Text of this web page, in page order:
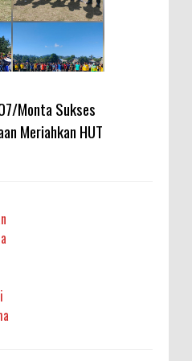
Bolo Bongkar Peredaran
di Tambe, 2 Pria
Monta Sukses
Meriahkan HUT